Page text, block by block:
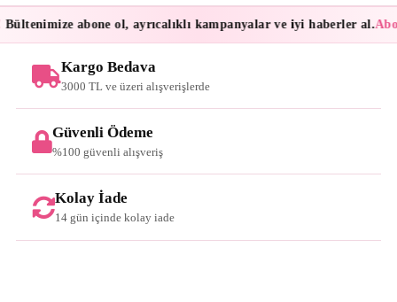
abone ol, ayrıcalıklı kampanyalar ve iyi haberler al.
Kargo Bedava
3000 TL ve üzeri alışverişlerde
Güvenli Ödeme
%100 güvenli alışveriş
Kolay İade
14 gün içinde kolay iade